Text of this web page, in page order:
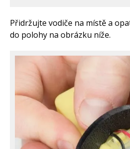
Přidržujte vodiče na místě a
do polohy na obrázku níže.